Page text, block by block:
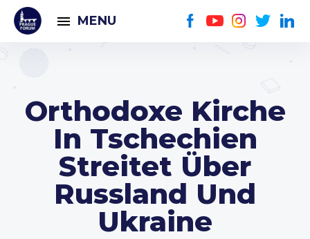
MENU
Orthodoxe Kirche
In Tschechien
Streitet Über
Russland Und
Ukraine